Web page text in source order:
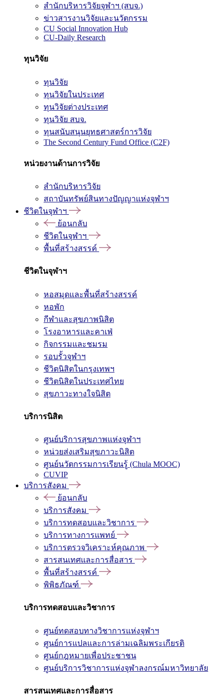
สำนักบริหารวิจัยจุฬาฯ (สบจ.)
ข่าวสารงานวิจัยและนวัตกรรม
CU Social Innovation Hub
CU-Daily Research
ทุนวิจัย
ทุนวิจัย
ทุนวิจัยในประเทศ
ทุนวิจัยต่างประเทศ
ทุนวิจัย สบจ.
ทุนสนับสนุนยุทธศาสตร์การวิจัย
The Second Century Fund Office (C2F)
หน่วยงานด้านการวิจัย
สำนักบริหารวิจัย
สถาบันทรัพย์สินทางปัญญาแห่งจุฬาฯ
ชีวิตในจุฬาฯ
ย้อนกลับ
ชีวิตในจุฬาฯ
พื้นที่สร้างสรรค์
ชีวิตในจุฬาฯ
หอสมุดและพื้นที่สร้างสรรค์
หอพัก
กีฬาและสุขภาพนิสิต
โรงอาหารและคาเฟ่
กิจกรรมและชมรม
รอบรั้วจุฬาฯ
ชีวิตนิสิตในกรุงเทพฯ
ชีวิตนิสิตในประเทศไทย
สุขภาวะทางใจนิสิต
บริการนิสิต
ศูนย์บริการสุขภาพแห่งจุฬาฯ
หน่วยส่งเสริมสุขภาวะนิสิต
ศูนย์นวัตกรรมการเรียนรู้ (Chula MOOC)
CUVIP
บริการสังคม
ย้อนกลับ
บริการสังคม
บริการทดสอบและวิชาการ
บริการทางการแพทย์
บริการตรวจวิเคราะห์คุณภาพ
สารสนเทศและการสื่อสาร
พื้นที่สร้างสรรค์
พิพิธภัณฑ์
บริการทดสอบและวิชาการ
ศูนย์ทดสอบทางวิชาการแห่งจุฬาฯ
ศูนย์การแปลและการล่ามเฉลิมพระเกียรติ
ศูนย์กฎหมายเพื่อประชาชน
ศูนย์บริการวิชาการแห่งจุฬาลงกรณ์มหาวิทยาลัย
สารสนเทศและการสื่อสาร